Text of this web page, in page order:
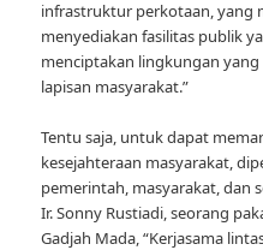
infrastruktur perkotaan, yang
menyediakan fasilitas publik
menciptakan lingkungan
lapisan masyarakat.”
Tentu saja, untuk dapat
kesejahteraan masyarakat,
pemerintah, masyarakat, dan
Ir. Sonny Rustiadi, seorang
Gadjah Mada, “Kerjasama